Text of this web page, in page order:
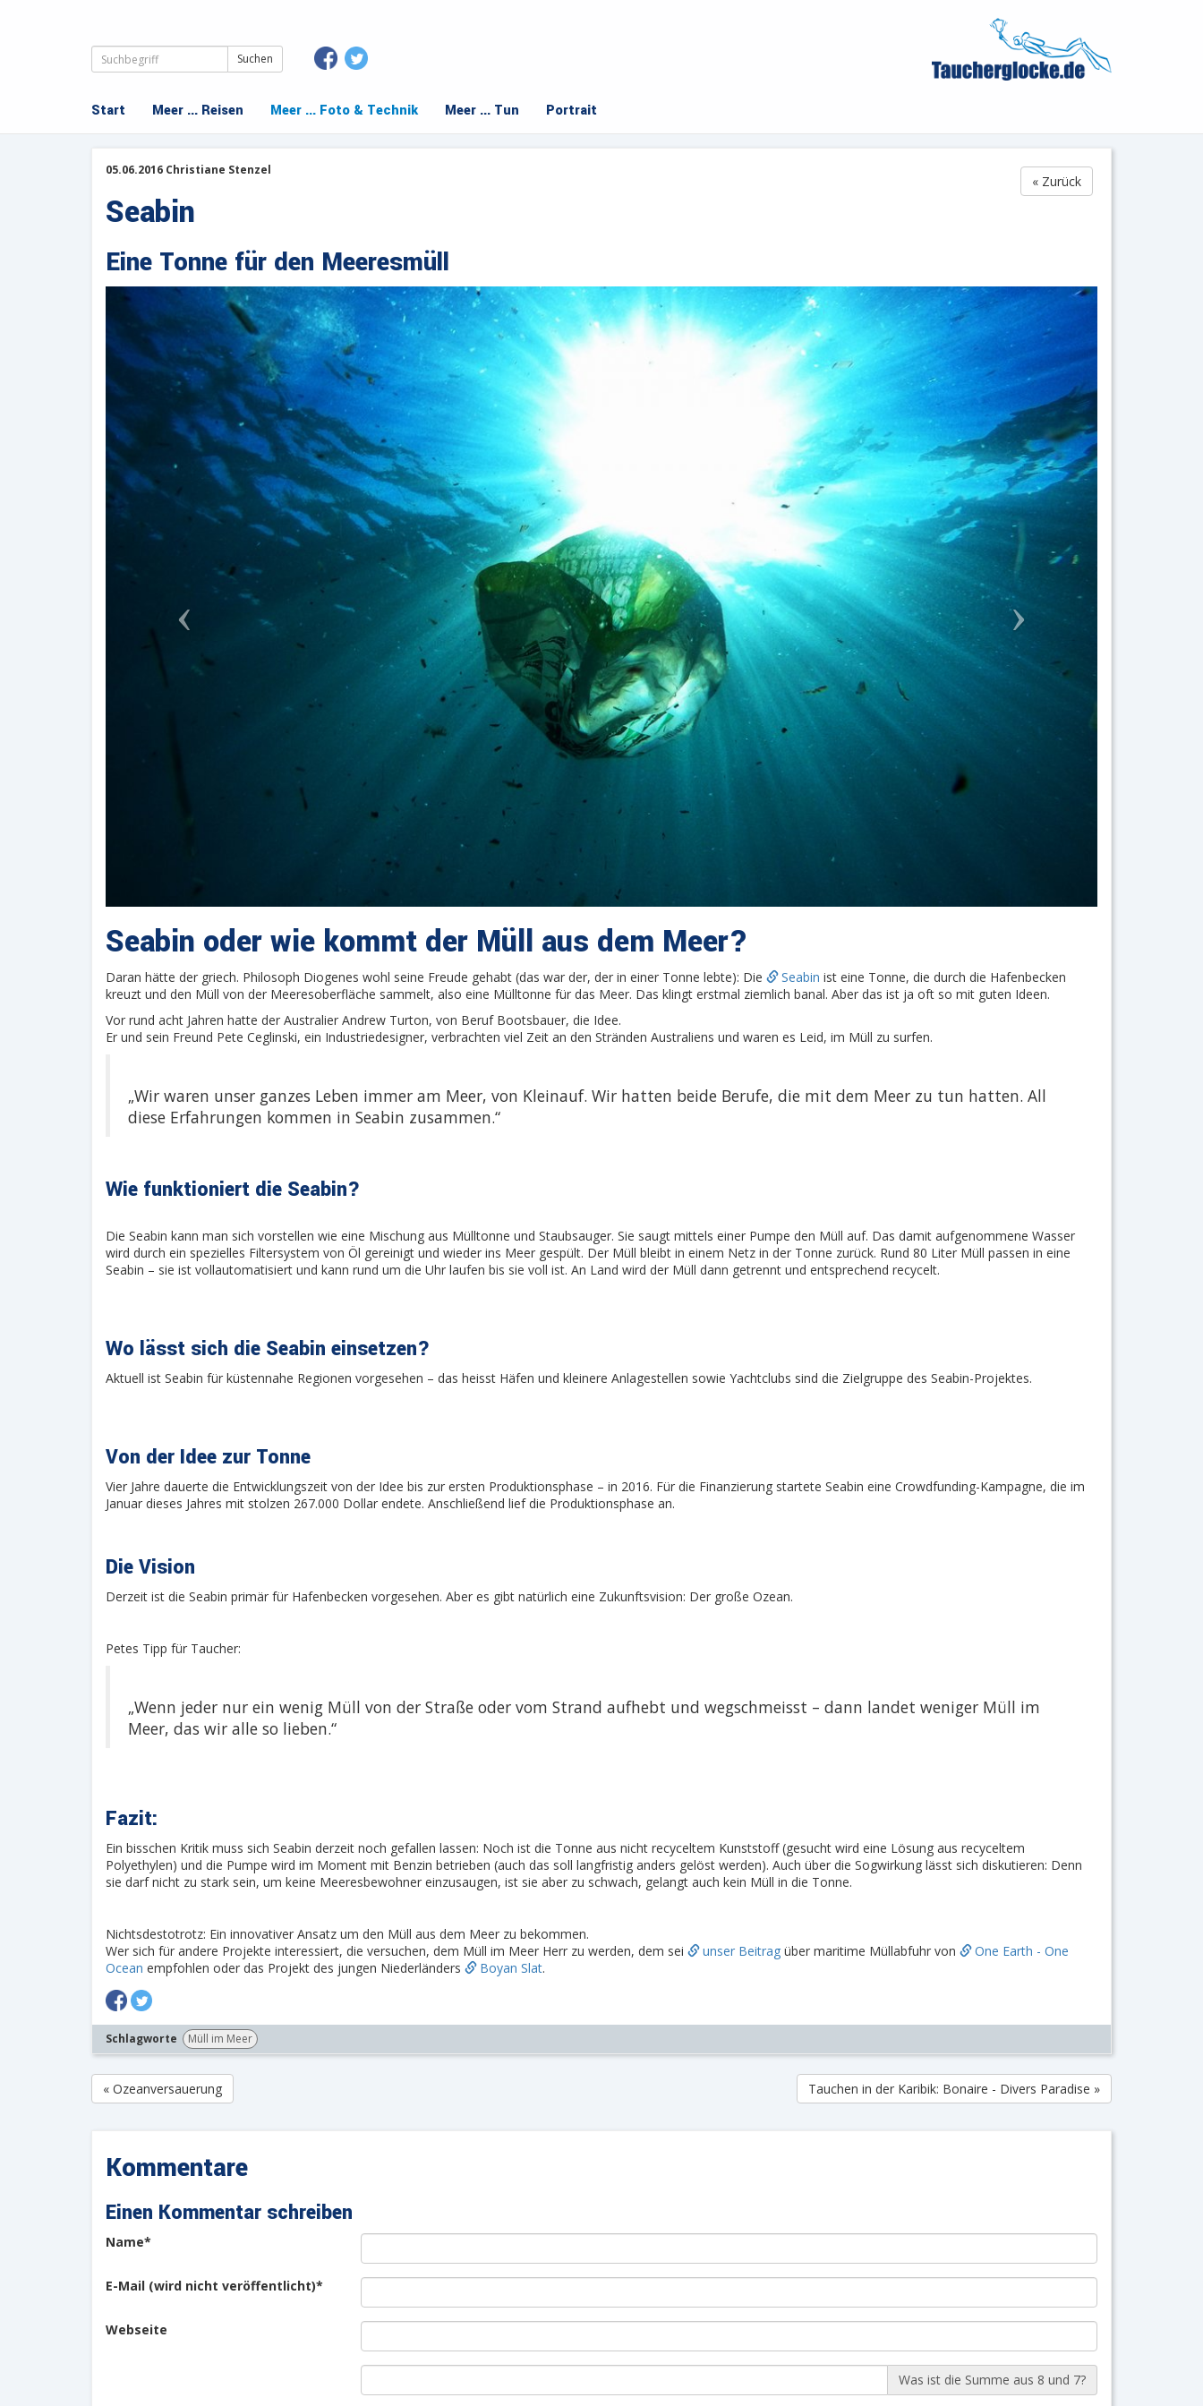
Suchbegriffe
überspringen
Start Meer ... Reisen Meer ... Foto & Technik Meer ... Tun Portrait
« Zurück
05.06.2016 Christiane Stenzel
Seabin
Eine Tonne für den Meeresmüll
Seabin oder wie kommt der Müll aus dem Meer?
Daran hätte der griech. Philosoph Diogenes wohl seine Freude gehabt (das war der, der in einer Tonne lebte): Die Seabin ist eine Tonne, die durch die Hafenbecken
kreuzt und den Müll von der Meeresoberfläche sammelt, also eine Mülltonne für das Meer. Das klingt erstmal ziemlich banal. Aber das ist ja oft so mit guten Ideen.
Vor rund acht Jahren hatte der Australier Andrew Turton, von Beruf Bootsbauer, die Idee.
Er und sein Freund Pete Ceglinski, ein Industriedesigner, verbrachten viel Zeit an den Stränden Australiens und waren es Leid, im Müll zu surfen.
„Wir waren unser ganzes Leben immer am Meer, von Kleinauf. Wir hatten beide Berufe, die mit dem Meer zu tun hatten. All
diese Erfahrungen kommen in Seabin zusammen.“
Wie funktioniert die Seabin?
Die Seabin kann man sich vorstellen wie eine Mischung aus Mülltonne und Staubsauger. Sie saugt mittels einer Pumpe den Müll auf. Das damit aufgenommene Wasser
wird durch ein spezielles Filtersystem von Öl gereinigt und wieder ins Meer gespült. Der Müll bleibt in einem Netz in der Tonne zurück. Rund 80 Liter Müll passen in eine
Seabin – sie ist vollautomatisiert und kann rund um die Uhr laufen bis sie voll ist. An Land wird der Müll dann getrennt und entsprechend recycelt.
Wo lässt sich die Seabin einsetzen?
Aktuell ist Seabin für küstennahe Regionen vorgesehen – das heisst Häfen und kleinere Anlagestellen sowie Yachtclubs sind die Zielgruppe des Seabin-Projektes.
Von der Idee zur Tonne
Vier Jahre dauerte die Entwicklungszeit von der Idee bis zur ersten Produktionsphase – in 2016. Für die Finanzierung startete Seabin eine Crowdfunding-Kampagne, die im
Januar dieses Jahres mit stolzen 267.000 Dollar endete. Anschließend lief die Produktionsphase an.
Die Vision
Derzeit ist die Seabin primär für Hafenbecken vorgesehen. Aber es gibt natürlich eine Zukunftsvision: Der große Ozean.
Petes Tipp für Taucher:
„Wenn jeder nur ein wenig Müll von der Straße oder vom Strand aufhebt und wegschmeisst – dann landet weniger Müll im
Meer, das wir alle so lieben.“
Fazit:
Ein bisschen Kritik muss sich Seabin derzeit noch gefallen lassen: Noch ist die Tonne aus nicht recyceltem Kunststoff (gesucht wird eine Lösung aus recyceltem
Polyethylen) und die Pumpe wird im Moment mit Benzin betrieben (auch das soll langfristig anders gelöst werden). Auch über die Sogwirkung lässt sich diskutieren: Denn
sie darf nicht zu stark sein, um keine Meeresbewohner einzusaugen, ist sie aber zu schwach, gelangt auch kein Müll in die Tonne.
Nichtsdestotrotz: Ein innovativer Ansatz um den Müll aus dem Meer zu bekommen.
Wer sich für andere Projekte interessiert, die versuchen, dem Müll im Meer Herr zu werden, dem sei
unser Beitrag über maritime Müllabfuhr von
One Earth - One
Ocean empfohlen oder das Projekt des jungen Niederländers Boyan Slat.
Schlagworte Müll im Meer
« Ozeanversauerung Tauchen in der Karibik: Bonaire - Divers Paradise »
Kommentare
Einen Kommentar schreiben
NamePflichtfeld
*
E-Mail (wird nicht veröffentlicht)Pflichtfeld
*
Webseite
Was ist die Summe aus 8 und 7?